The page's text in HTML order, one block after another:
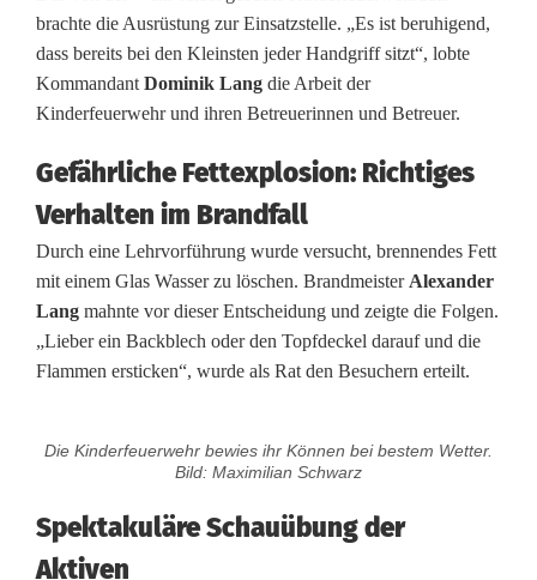
d
e
r
e
u
e
r
w
r
b
brachte die Ausrüstung zur Einsatzstelle. „Es ist beruhigend,
dass bereits bei den Kleinsten jeder Handgriff sitzt“, lobte
Kommandant Dominik Lang die Arbeit der
Kinderfeuerwehr und ihren Betreuerinnen und Betreuer.
Gefährliche Fettexplosion: Richtiges
Verhalten im Brandfall
Durch eine Lehrvorführung wurde versucht, brennendes Fett
mit einem Glas Wasser zu löschen. Brandmeister Alexander
Lang mahnte vor dieser Entscheidung und zeigte die Folgen.
„Lieber ein Backblech oder den Topfdeckel darauf und die
Flammen ersticken“, wurde als Rat den Besuchern erteilt.
Die Kinderfeuerwehr bewies ihr Können bei bestem Wetter.
Bild: Maximilian Schwarz
Spektakuläre Schauübung der
Aktiven